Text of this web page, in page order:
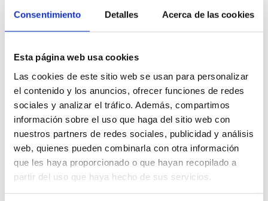
Consentimiento Detalles Acerca de las cookies
Esta página web usa cookies
Las cookies de este sitio web se usan para personalizar
el contenido y los anuncios, ofrecer funciones de redes
sociales y analizar el tráfico. Además, compartimos
información sobre el uso que haga del sitio web con
nuestros partners de redes sociales, publicidad y análisis
web, quienes pueden combinarla con otra información
que les haya proporcionado o que hayan recopilado a
partir del uso que haya hecho de sus servicios.
Portolés
CASTELLÓ DE LA PLANA
Cabrit Restaurant & Rooms